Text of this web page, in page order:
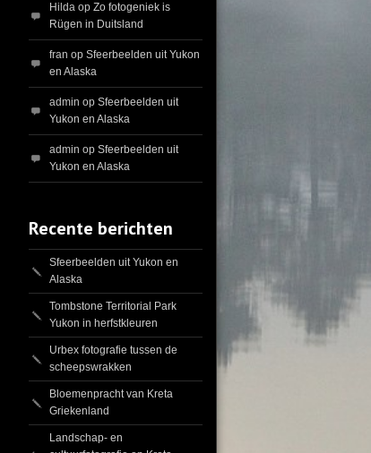
Hilda opZo fotogeniek is
Rügen in Duitsland
fran opSfeerbeelden uit Yukon
en Alaska
admin opSfeerbeelden uit
Yukon en Alaska
admin opSfeerbeelden uit
Yukon en Alaska
Recente berichten
Sfeerbeelden uit Yukon en
Alaska
Tombstone Territorial Park
Yukon in herfstkleuren
Urbex fotografie tussen de
scheepswrakken
Bloemenpracht van Kreta
Griekenland
Landschap- en